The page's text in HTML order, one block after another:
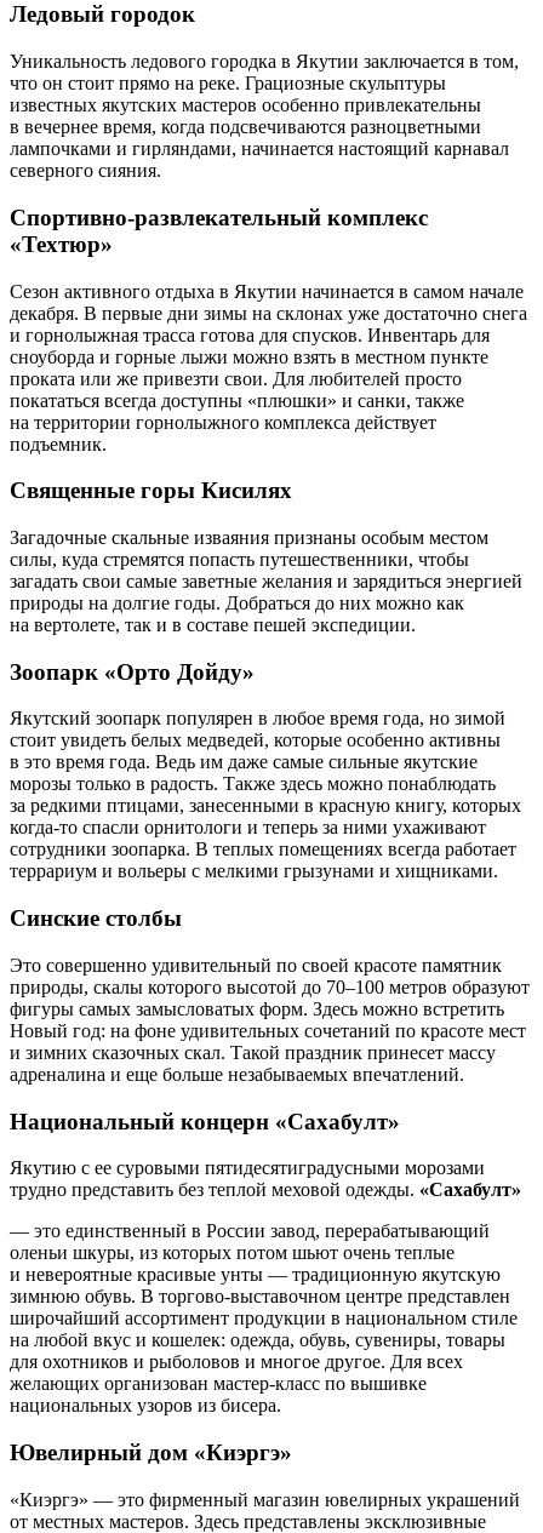
Ледовый городок
Уникальность ледового городка в Якутии заключается в том,
что он стоит прямо на реке. Грациозные скульптуры
известных якутских мастеров особенно привлекательны
в вечернее время, когда подсвечиваются разноцветными
лампочками и гирляндами, начинается настоящий карнавал
северного сияния.
Спортивно-развлекательный комплекс
«Техтюр»
Сезон активного отдыха в Якутии начинается в самом начале
декабря. В первые дни зимы на склонах уже достаточно снега
и горнолыжная трасса готова для спусков. Инвентарь для
сноуборда и горные лыжи можно взять в местном пункте
проката или же привезти свои. Для любителей просто
покататься всегда доступны «плюшки» и санки, также
на территории горнолыжного комплекса действует
подъемник.
Священные горы Кисилях
Загадочные скальные изваяния признаны особым местом
силы, куда стремятся попасть путешественники, чтобы
загадать свои самые заветные желания и зарядиться энергией
природы на долгие годы. Добраться до них можно как
на вертолете, так и в составе пешей экспедиции.
Зоопарк «Орто Дойду»
Якутский зоопарк популярен в любое время года, но зимой
стоит увидеть белых медведей, которые особенно активны
в это время года. Ведь им даже самые сильные якутские
морозы только в радость. Также здесь можно понаблюдать
за редкими птицами, занесенными в красную книгу, которых
когда-то спасли орнитологи и теперь за ними ухаживают
сотрудники зоопарка. В теплых помещениях всегда работает
террариум и вольеры с мелкими грызунами и хищниками.
Синские столбы
Это совершенно удивительный по своей красоте памятник
природы, скалы которого высотой до 70–100 метров образуют
фигуры самых замысловатых форм. Здесь можно встретить
Новый год: на фоне удивительных сочетаний по красоте мест
и зимних сказочных скал. Такой праздник принесет массу
адреналина и еще больше незабываемых впечатлений.
Национальный концерн «Сахабулт»
Якутию с ее суровыми пятидесятиградусными морозами
трудно представить без теплой меховой одежды. «Сахабулт»
— это единственный в России завод, перерабатывающий
оленьи шкуры, из которых потом шьют очень теплые
и невероятные красивые унты — традиционную якутскую
зимнюю обувь. В торгово-выставочном центре представлен
широчайший ассортимент продукции в национальном стиле
на любой вкус и кошелек: одежда, обувь, сувениры, товары
для охотников и рыболовов и многое другое. Для всех
желающих организован мастер-класс по вышивке
национальных узоров из бисера.
Ювелирный дом «Киэргэ»
«Киэргэ» — это фирменный магазин ювелирных украшений
от местных мастеров. Здесь представлены эксклюзивные